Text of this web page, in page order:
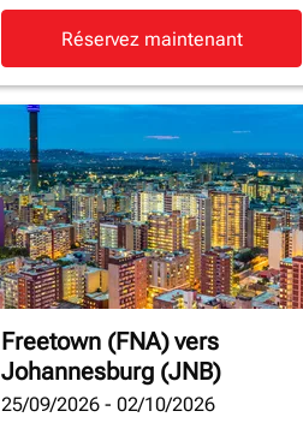
Réservez maintenant
Freetown (FNA)vers
Johannesburg (JNB)
25/09/2026 - 02/10/2026